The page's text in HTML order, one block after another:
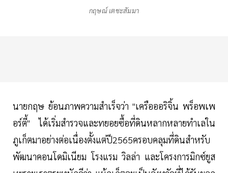
กฤษณ์ เตชะสัมมา
นายกฤษ ย้อนภาพความสำเร็จว่า "เครือออริจิ้น พร็อพเพ
อร์ตี้" ได้เริ่มสำรวจและทยอยซื้อที่ดินหลากหลายทำเลใน
ภูเก็ตมาอย่างต่อเนื่องตั้งแต่ปี2565ครอบคลุมที่ดินสำหรับ
พัฒนาคอนโดมิเนียม โรงแรม วิลล่า และโครงการมิกซ์ยูส